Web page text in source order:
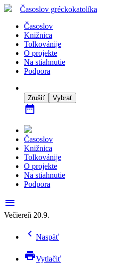
Časoslov gréckokatolíka
Časoslov
Knižnica
Tolkovánije
O projekte
Na stiahnutie
Podpora
Zrušiť Vybrať
date_range
Časoslov
Knižnica
Tolkovánije
O projekte
Na stiahnutie
Podpora
menu
Večiereň 20.9.
chevron_left Naspäť
printVytlačiť